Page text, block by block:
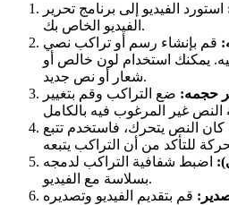
استورد الفيديو إلى برنامج تحرير
الفيديو الخاص بك.
قم بإنشاء رسم أو تراكب نصي
يمكنك استخدام لون خالص أو
شعار أو نص جديد.
حجمه: ضع التراكب وقم بتغيير
كان النص يتحرك، فاستخدم تتبع
اضبط شفافية التراكب لدمجه
بسلاسة مع الفيديو.